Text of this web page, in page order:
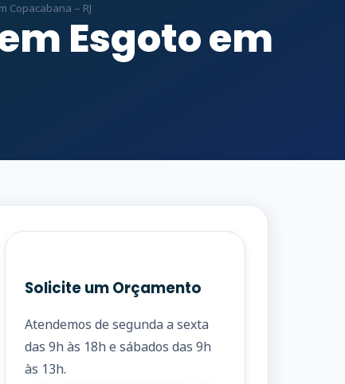
Copacabana – RJ
Esgoto em
Solicite um Orçamento
Atendemos de segunda a sexta
das 9h às 18h e sábados das 9h
às 13h.